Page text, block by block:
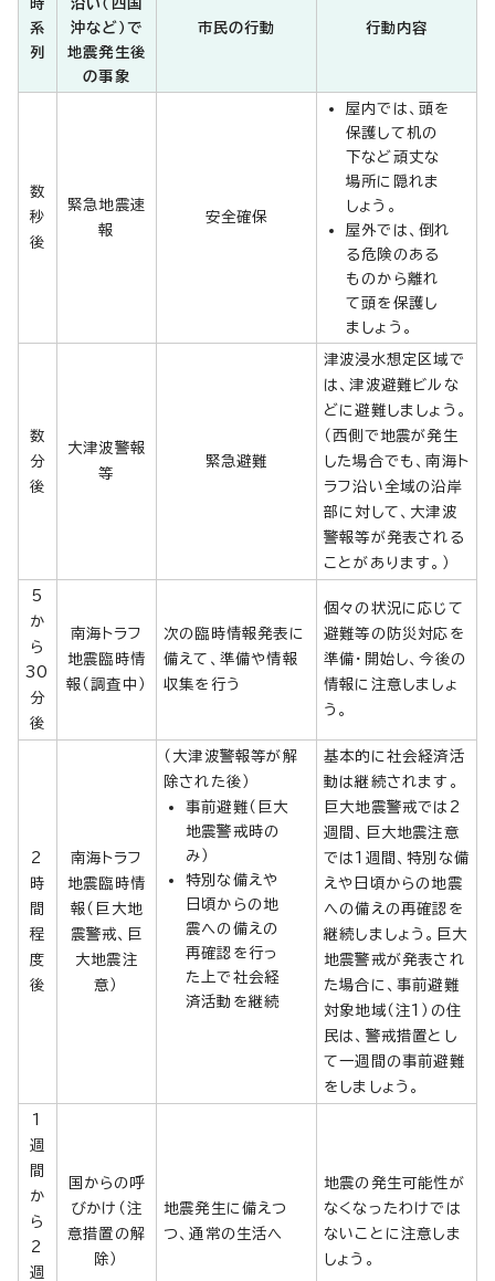
時
系
列
沿い（四国
沖など）で
地震発生後
の事象
市民の行動 行動内容
数
秒
後
緊急地震速
報
安全確保
屋内では、頭を
保護して机の
下など頑丈な
場所に隠れま
しょう。
屋外では、倒れ
る危険のある
ものから離れ
て頭を保護し
ましょう。
数
分
後
大津波警報
等
緊急避難
津波浸水想定区域で
は、津波避難ビルな
どに避難しましょう。
（西側で地震が発生
した場合でも、南海ト
ラフ沿い全域の沿岸
部に対して、大津波
警報等が発表される
ことがあります。）
5
か
ら
30
分
後
南海トラフ
地震臨時情
報（調査中）
次の臨時情報発表に
備えて、準備や情報
収集を行う
個々の状況に応じて
避難等の防災対応を
準備・開始し、今後の
情報に注意しましょ
う。
2
時
間
程
度
後
南海トラフ
地震臨時情
報（巨大地
震警戒、巨
大地震注
意）
（大津波警報等が解
除された後）
事前避難（巨大
地震警戒時の
み）
特別な備えや
日頃からの地
震への備えの
再確認を行っ
た上で社会経
済活動を継続
基本的に社会経済活
動は継続されます。
巨大地震警戒では2
週間、巨大地震注意
では1週間、特別な備
えや日頃からの地震
への備えの再確認を
継続しましょう。巨大
地震警戒が発表され
た場合に、事前避難
対象地域（注1）の住
民は、警戒措置とし
て一週間の事前避難
をしましょう。
1
週
間
か
ら
2
週
国からの呼
びかけ（注
意措置の解
除）
地震発生に備えつ
つ、通常の生活へ
地震の発生可能性が
なくなったわけでは
ないことに注意しま
しょう。